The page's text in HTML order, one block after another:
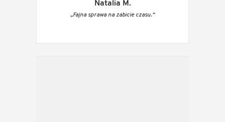
Natalia M.
„Fajna sprawa na zabicie czasu.“